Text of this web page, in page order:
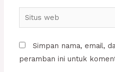
Situs
web
Simpan nama, email,
peramban ini untuk